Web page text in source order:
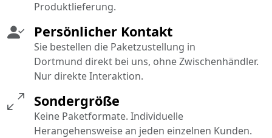
Persönlicher Kontakt
Sie bestellen die Paketzustellung in
Dortmund direkt bei uns, ohne Zwischenhändler.
Nur direkte Interaktion.
Sondergröße
Keine Paketformate. Individuelle
Herangehensweise an jeden einzelnen Kunden.
Produktlieferung.